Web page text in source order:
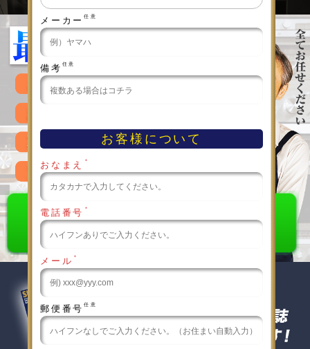
メーカー 任意
備考 任意
お客様について
おなまえ ＊
電話番号 ＊
メール ＊
郵便番号 任意
0120-789-986